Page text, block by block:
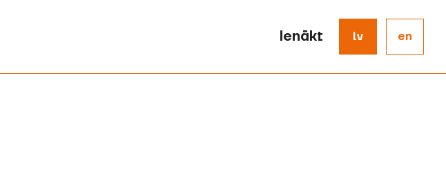
Ienākt lv en